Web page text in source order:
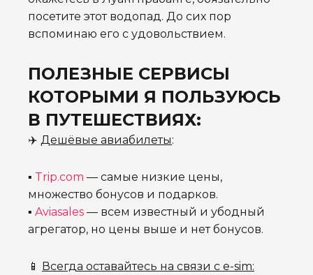
посетите этот водопад. До сих пор
вспоминаю его с удовольствием.
ПОЛЕЗНЫЕ СЕРВИСЫ
КОТОРЫМИ Я ПОЛЬЗУЮСЬ
В ПУТЕШЕСТВИЯХ:
✈️ Дешёвые авиабилеты:
▪ Trip.com — самые низкие цены,
множество бонусов и подарков.
▪ Aviasales — всем известный и убодный
агрегатор, но цены выше и нет бонусов.
📱 Всегда оставайтесь на связи с e-sim: